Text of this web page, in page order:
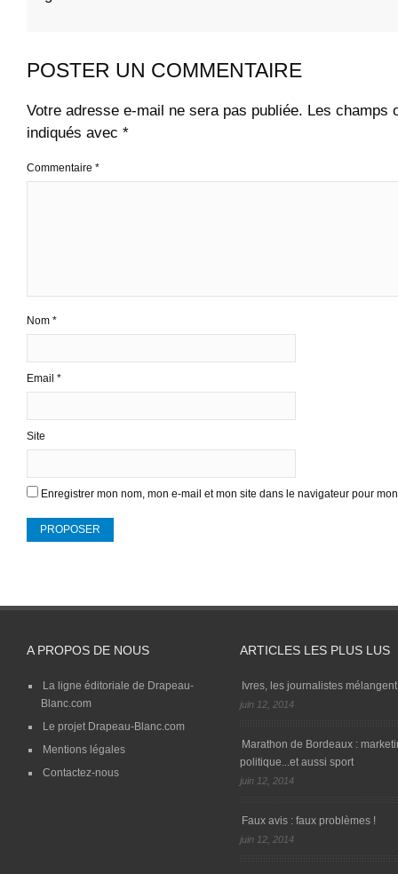
POSTER UN COMMENTAIRE
Votre adresse e-mail ne sera pas publiée. Les champs
indiqués avec *
Commentaire *
Nom *
Email *
Site
Enregistrer mon nom, mon e-mail et mon site dans le navigateur pour
A PROPOS DE NOUS
La ligne éditoriale de Drapeau-
Blanc.com
Le projet Drapeau-Blanc.com
Mentions légales
Contactez-nous
ARTICLES LES PLUS LUS
Ivres, les journalistes
juin 12, 2014
Marathon de Bordeaux :
politique...et aussi sport
juin 12, 2014
Faux avis : faux problèmes !
juin 12, 2014